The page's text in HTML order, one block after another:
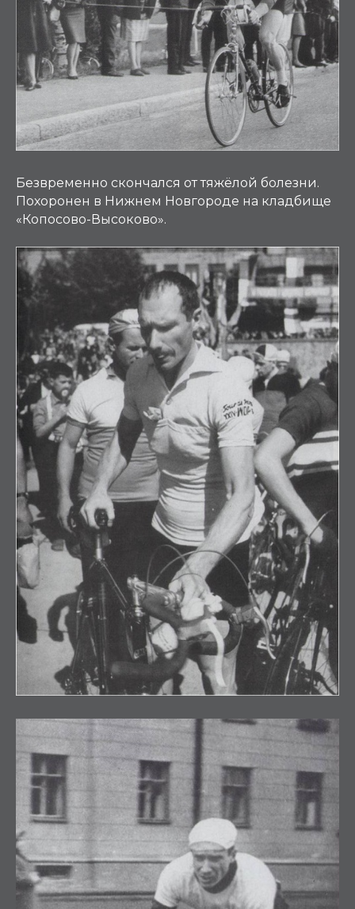
Безвременно скончался от тяжёлой болезни.
Похоронен в Нижнем Новгороде на кладбище
«Копосово-Высоково».